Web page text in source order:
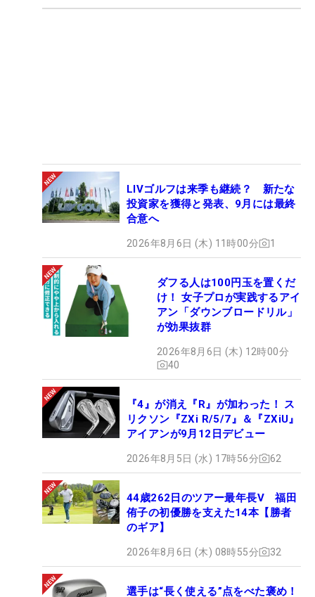
LIVゴルフは来季も継続？ 新たな
投資家を獲得と発表、9月には最終
合意へ
2026年8月6日 (木) 11時00分 1
ダフる人は100円玉を置くだ
け！ 女子プロが実践するアイ
アン「ダウンブロードリル」
が効果抜群
2026年8月6日 (木) 12時00分
40
『4』が消え『R』が加わった！ ス
リクソン『ZXi R/5/7』＆『ZXiU』
アイアンが9月12日デビュー
2026年8月5日 (水) 17時56分 62
44歳262日のツアー最年長V 福田
侑子の初優勝を支えた14本【勝者
のギア】
2026年8月6日 (木) 08時55分 32
選手は“長く使える”点をべた褒め！